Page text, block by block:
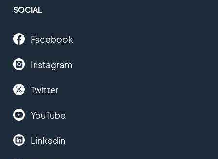
SOCIAL
Facebook
Instagram
Twitter
YouTube
Linkedin